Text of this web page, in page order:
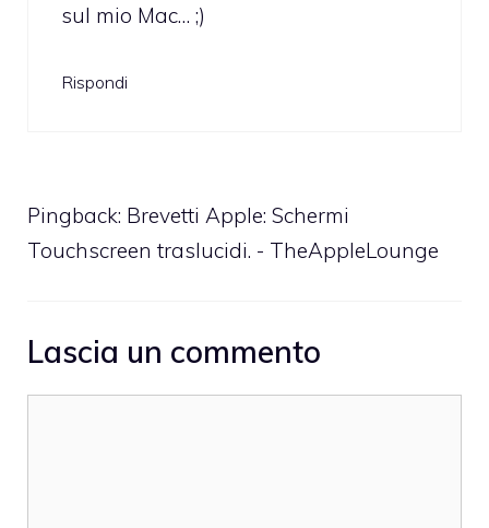
sul mio Mac… ;)
Rispondi
Pingback: Brevetti Apple: Schermi
Touchscreen traslucidi. - TheAppleLounge
Lascia un commento